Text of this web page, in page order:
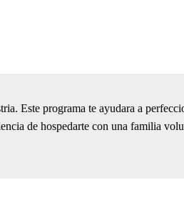
Este programa te ayudara a
de hospedarte con una familia